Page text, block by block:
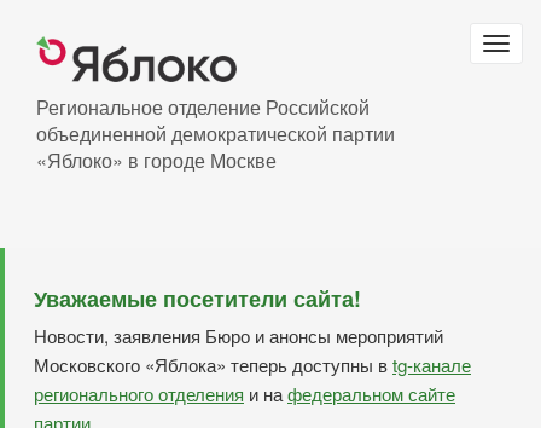
основному
Региональное отделение Российской
объединенной демократической партии
«Яблоко» в городе Москве
Уважаемые посетители сайта!
Новости, заявления Бюро и анонсы мероприятий
Московского «Яблока» теперь доступны вtg-канале
регионального отделения и нафедеральном сайте
партии.